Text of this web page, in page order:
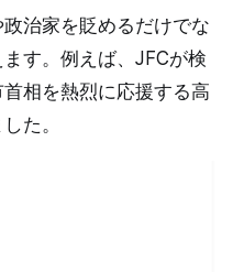
治家を貶めるだけでな
す。例えば、JFCが検
相を熱烈に応援する高
た。